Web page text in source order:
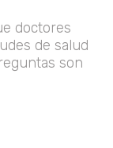
doctores
de salud
son